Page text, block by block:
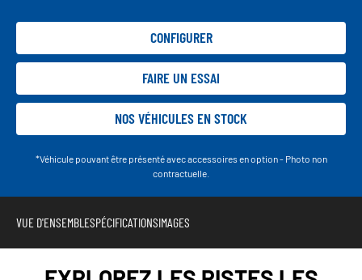
CONFIGURER
FAIRE UN ESSAI
NOS VÉHICULES EN STOCK
*Véhicule pouvant être présenté avec accessoires en option - Photo non
contractuelle.
VUE D'ENSEMBLESPÉCIFICATIONSIMAGES